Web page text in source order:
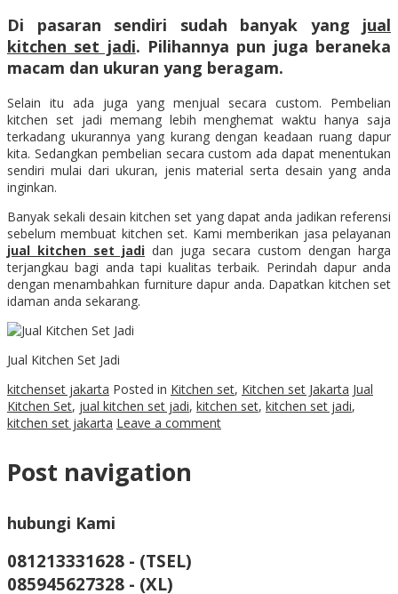
Di pasaran sendiri sudah banyak yang jual
kitchen set jadi. Pilihannya pun juga beraneka
macam dan ukuran yang beragam.
Selain itu ada juga yang menjual secara custom. Pembelian
kitchen set jadi memang lebih menghemat waktu hanya saja
terkadang ukurannya yang kurang dengan keadaan ruang dapur
kita. Sedangkan pembelian secara custom ada dapat menentukan
sendiri mulai dari ukuran, jenis material serta desain yang anda
inginkan.
Banyak sekali desain kitchen set yang dapat anda jadikan referensi
sebelum membuat kitchen set. Kami memberikan jasa pelayanan
jual kitchen set jadi dan juga secara custom dengan harga
terjangkau bagi anda tapi kualitas terbaik. Perindah dapur anda
dengan menambahkan furniture dapur anda. Dapatkan kitchen set
idaman anda sekarang.
Jual Kitchen Set Jadi
kitchenset jakarta Posted in Kitchen set, Kitchen set Jakarta Jual
Kitchen Set, jual kitchen set jadi, kitchen set, kitchen set jadi,
kitchen set jakarta Leave a comment
Post navigation
hubungi Kami
081213331628 - (TSEL)
085945627328 - (XL)